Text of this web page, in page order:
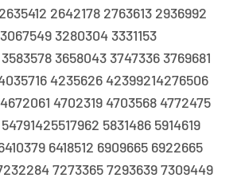
2642178 2763613 2936992
3280304 3331153
3658043 3747336 3769681
4235626 42399214276506
4702319 4703568 4772475
5831486 5914619
6418512 6909665 6922665
7273365 7293639 7309449